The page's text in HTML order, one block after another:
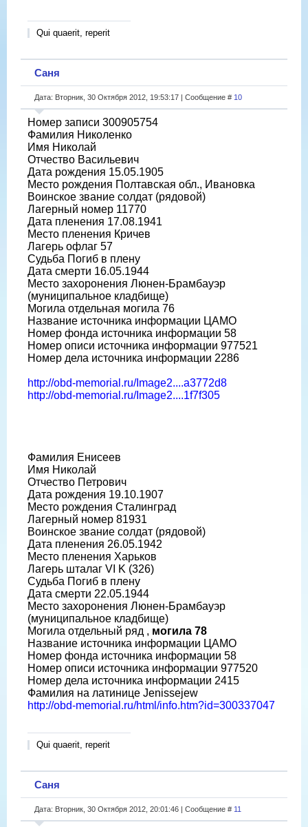
Qui quaerit, reperit
Саня
Дата: Вторник, 30 Октября 2012, 19:53:17 | Сообщение # 10
Номер записи 300905754
Фамилия Николенко
Имя Николай
Отчество Васильевич
Дата рождения 15.05.1905
Место рождения Полтавская обл., Ивановка
Воинское звание солдат (рядовой)
Лагерный номер 11770
Дата пленения 17.08.1941
Место пленения Кричев
Лагерь офлаг 57
Судьба Погиб в плену
Дата смерти 16.05.1944
Место захоронения Люнен-Брамбауэр
(муниципальное кладбище)
Могила отдельная могила 76
Название источника информации ЦАМО
Номер фонда источника информации 58
Номер описи источника информации 977521
Номер дела источника информации 2286
http://obd-memorial.ru/Image2....a3772d8
http://obd-memorial.ru/Image2....1f7f305
Фамилия Енисеев
Имя Николай
Отчество Петрович
Дата рождения 19.10.1907
Место рождения Сталинград
Лагерный номер 81931
Воинское звание солдат (рядовой)
Дата пленения 26.05.1942
Место пленения Харьков
Лагерь шталаг VI K (326)
Судьба Погиб в плену
Дата смерти 22.05.1944
Место захоронения Люнен-Брамбауэр
(муниципальное кладбище)
Могила отдельный ряд , могила 78
Название источника информации ЦАМО
Номер фонда источника информации 58
Номер описи источника информации 977520
Номер дела источника информации 2415
Фамилия на латинице Jenissejew
http://obd-memorial.ru/html/info.htm?id=300337047
Qui quaerit, reperit
Саня
Дата: Вторник, 30 Октября 2012, 20:01:46 | Сообщение # 11